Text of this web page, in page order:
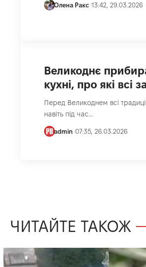
Олена Ракс 13:42, 29.03.2026
Великоднє
кухні, про які всі
Перед Великоднем всі
навіть під час…
admin 07:35, 26.03.2026
ЧИТАЙТЕ ТАКОЖ